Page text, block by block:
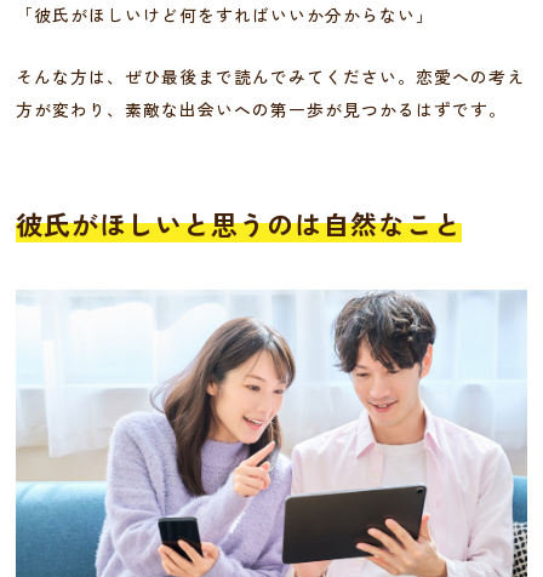
「彼氏がほしいけど何をすればいいか分からない」
そんな方は、ぜひ最後まで読んでみてください。恋愛への考え
方が変わり、素敵な出会いへの第一歩が見つかるはずです。
彼氏がほしいと思うのは自然なこと